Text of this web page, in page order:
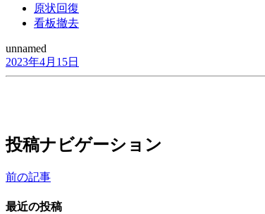
原状回復
看板撤去
unnamed
2023年4月15日
投稿ナビゲーション
前の記事
最近の投稿